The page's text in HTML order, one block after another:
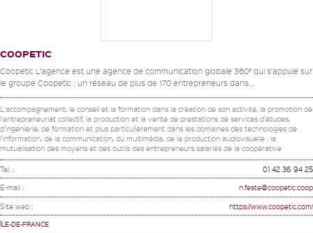
COOPETIC
Coopetic L’agence est une agence de communication globale 360° qui s’appuie sur
le groupe Coopetic : un réseau de plus de 170 entrepreneurs dans...
L'accompagnement, le conseil et la formation dans la création de son activité, la promotion de
l'entrepreneuriat collectif, la production et la vente de prestations de services d'études,
d'ingénierie, de formation et plus particulièrement dans les domaines des technologies de
l'information, de la communication, du multimédia, de la production audiovisuelle ; la
mutualisation des moyens et des outils des entrepreneurs salariés de la coopérative
Tel. : 01 42 36 94 25
E-mail : n.feste@coopetic.coop
Site web : https://www.coopetic.com/
ÎLE-DE-FRANCE